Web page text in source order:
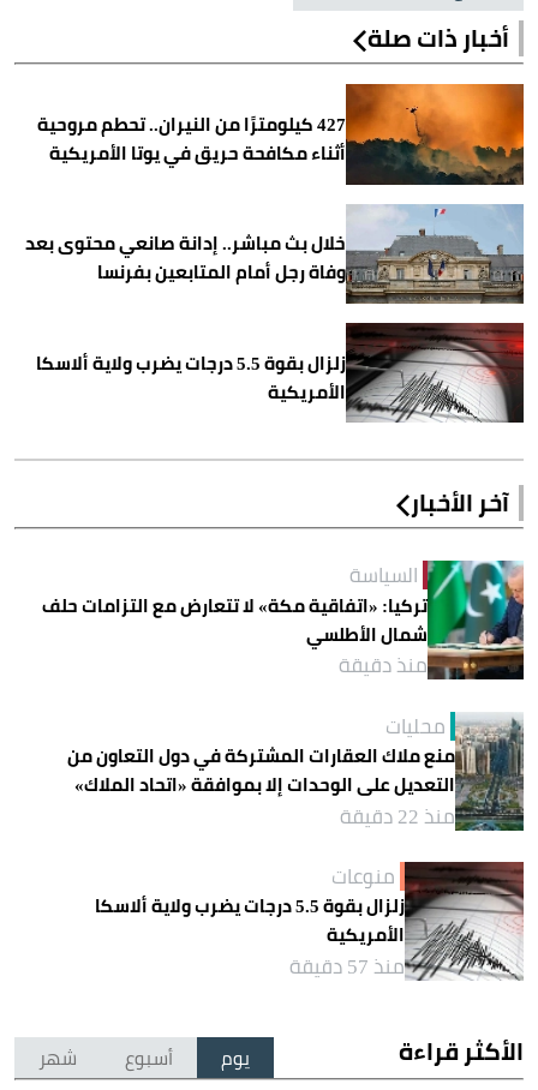
أخبار ذات صلة
427 كيلومترًا من النيران.. تحطم مروحية
أثناء مكافحة حريق في يوتا الأمريكية
خلال بث مباشر.. إدانة صانعي محتوى بعد
وفاة رجل أمام المتابعين بفرنسا
زلزال بقوة 5.5 درجات يضرب ولاية ألاسكا
الأمريكية
آخر الأخبار
السياسة
تركيا: «اتفاقية مكة» لا تتعارض مع التزامات حلف
شمال الأطلسي
منذ دقيقة
محليات
منع ملاك العقارات المشتركة في دول التعاون من
التعديل على الوحدات إلا بموافقة «اتحاد الملاك»
منذ 22 دقيقة
منوعات
زلزال بقوة 5.5 درجات يضرب ولاية ألاسكا
الأمريكية
منذ 57 دقيقة
الأكثر قراءة يوم أسبوع شهر